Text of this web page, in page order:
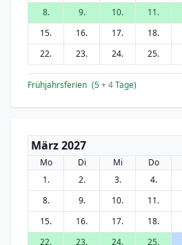
8.
9. 10. 11.
15.
16. 17. 18.
22.
23. 24. 25.
Frühjahrsferien (5+ 4Tage)
März 2027
Mo Di Mi Do
1.
2. 3. 4.
8.
9. 10. 11.
15.
16. 17. 18.
22.
23. 24. 25.